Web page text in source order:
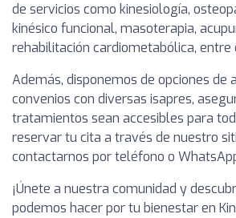
de servicios como kinesiología,
kinésico funcional, masoterapia,
rehabilitación cardiometabólica, entre
Además, disponemos de opciones de
convenios con diversas isapres,
tratamientos sean accesibles para
reservar tu cita a través de nuestro
contactarnos por teléfono o
¡Únete a nuestra comunidad y
podemos hacer por tu bienestar en